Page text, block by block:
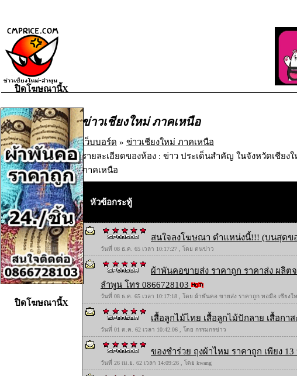
ข่าวเชียงใหม่ ภาคเหนือ
เว็บบอร์ด » ข่าวเชียงใหม่ ภาคเหนือ
รายละเอียดของห้อง : ข่าว ประเด็นสำคัญ ในจังหวัดเชียง
ภาคเหนือ
หัวข้อกระทู้
สนใจลงโฆษณา ตำแหน่งนี้!!! (บนสุดข
วันที่ 08 ธ.ค. 65 เวลา 10:17:27 , โดย ตนข่าว
ผ้าพันคอขายส่ง ราคาถูก ราคาส่ง ผลิต
ลำพูน โทร 0866728103
วันที่ 08 ธ.ค. 65 เวลา 10:17:18 , โดย ผ้าพันคอ ขายส่ง ราคาถูก ทอมือ เชียงใ
เสื้อลูกไม้ไทย เสื้อลูกไม้ปักลาย เสื้อกา
วันที่ 01 ต.ค. 62 เวลา 10:42:06 , โดย กรรมกรข่าว
ของชำร่วย ถุงผ้าไหม ราคาถูก เพียง
วันที่ 26 เม.ย. 62 เวลา 14:09:26 , โดย kwang
ปิดโฆษณานี้X
ปิดโฆษณานี้X